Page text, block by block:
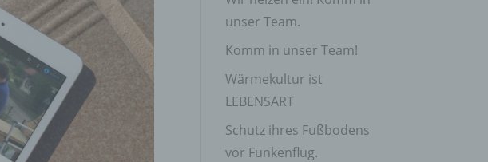
unser Team.
Komm in unser Team!
Wärmekultur ist
LEBENSART
Schutz ihres Fußbodens
vor Funkenflug.